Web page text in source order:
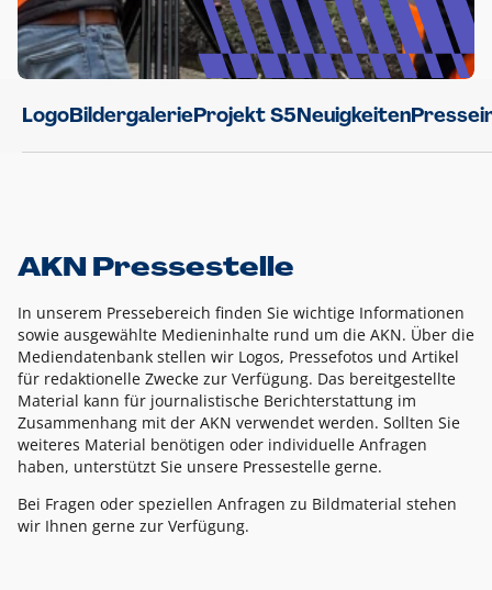
LogoBildergalerieProjekt S5Neuigkeiten
AKN Pressestelle
In unserem Pressebereich finden Sie wichtige Informationen
sowie ausgewählte Medieninhalte rund um die AKN. Über die
Mediendatenbank stellen wir Logos, Pressefotos und Artikel
für redaktionelle Zwecke zur Verfügung. Das bereitgestellte
Material kann für journalistische Berichterstattung im
Zusammenhang mit der AKN verwendet werden. Sollten Sie
weiteres Material benötigen oder individuelle Anfragen
haben, unterstützt Sie unsere Pressestelle gerne.
Bei Fragen oder speziellen Anfragen zu Bildmaterial stehen
wir Ihnen gerne zur Verfügung.